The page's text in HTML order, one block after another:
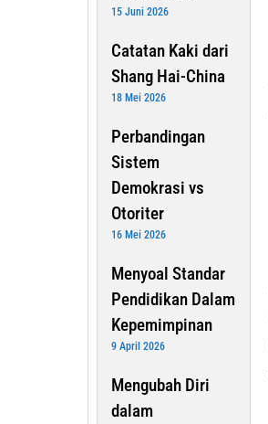
15 Juni 2026
Catatan Kaki dari
Shang Hai-China
18 Mei 2026
Perbandingan
Sistem
Demokrasi vs
Otoriter
16 Mei 2026
Menyoal Standar
Pendidikan Dalam
Kepemimpinan
9 April 2026
Mengubah Diri
dalam